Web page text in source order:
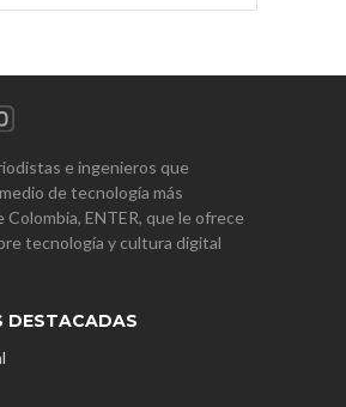
e ingenieros que
de tecnología más
ENTER, que le ofrece
tecnología y cultura digital
DESTACADAS